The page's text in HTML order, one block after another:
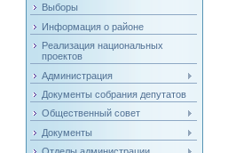
Выборы
Информация о районе
Реализация национальных
проектов
Администрация
Документы собрания депутатов
Общественный совет
Документы